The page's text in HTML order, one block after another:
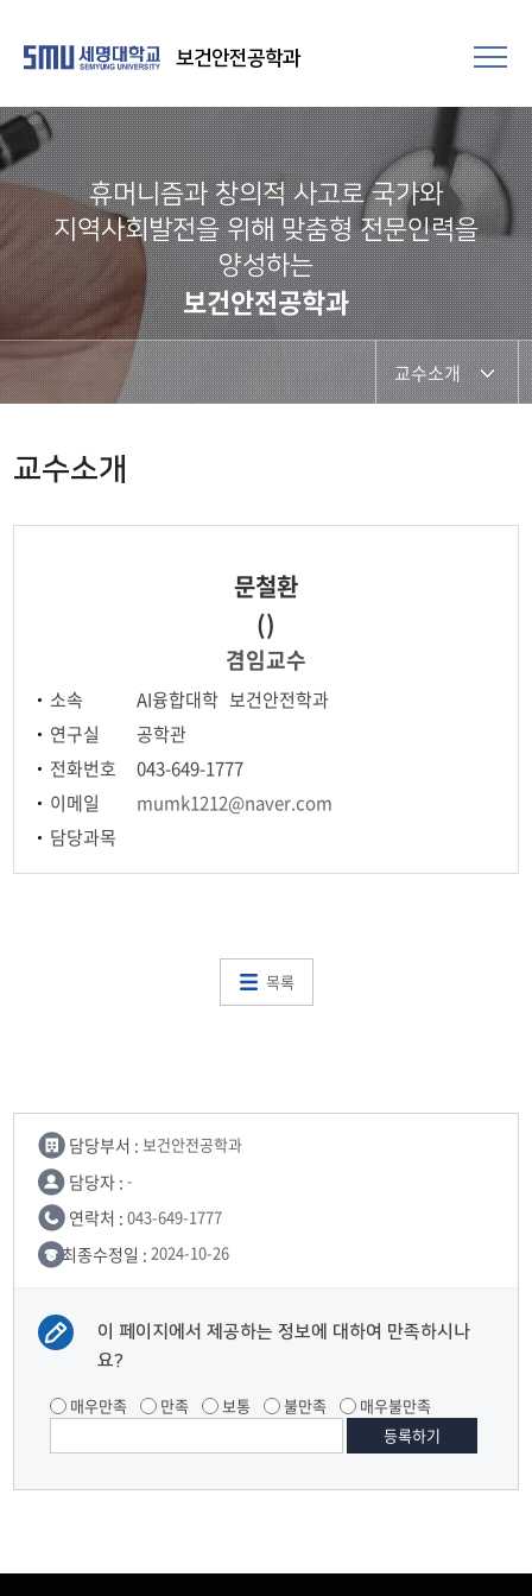
보건안전공학과
휴머니즘과 창의적 사고로 국가와
지역사회발전을 위해 맞춤형 전문인력을
양성하는
보건안전공학과
교수소개
교수소개
문철환
()
겸임교수
소속
AI융합대학 보건안전학과
연구실
공학관
전화번호
043-649-1777
이메일
mumk1212@naver.com
담당과목
목록
담당부서 : 보건안전공학과
담당자 : -
연락처 : 043-649-1777
최종수정일 : 2024-10-26
이 페이지에서 제공하는 정보에 대하여 만족하시나
요?
매우만족 만족 보통 불만족 매우불만족